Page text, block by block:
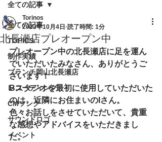
全ての記事
TOPICS
制作実績
ブランチ岡山北長瀬店
レコーディング
CMソング
サウンドロゴ
イベント
全ての記事
北長瀬店プレオープン中
Torinos
2023年10月4日 読了時間: 1分
プレオープン中の北長瀬店に足を運ん
でいただいたみなさん、ありがとうご
ざいます！
Bスタジオを最初に使用していただいた
のは、近隣にお住まいのIさん。
色々お話しをさせていただいて、貴重
な感想やアドバイスをいただきまし
た。